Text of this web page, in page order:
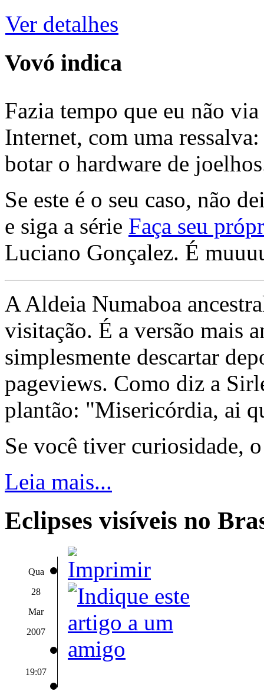
Ver detalhes
Vovó indica
Fazia tempo que eu não
Internet, com uma
botar o hardware de
Se este é o seu caso, não
e siga a série Faça seu
Luciano Gonçalez. É
A Aldeia Numaboa
visitação. É a versão mais
simplesmente descartar
pageviews. Como diz a
plantão: "Misericórdia, ai
Se você tiver curiosidade,
Leia mais...
Eclipses visíveis no
Qua
28
Mar
2007
19:07